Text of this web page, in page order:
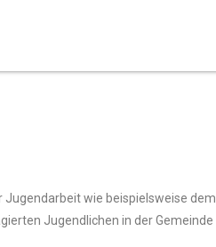
Jugendarbeit wie beispielsweise dem
Jugendlichen in der Gemeinde